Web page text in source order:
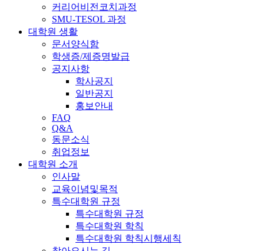
커리어비전코치과정
SMU-TESOL 과정
대학원 생활
문서양식함
학생증/제증명발급
공지사항
학사공지
일반공지
홍보안내
FAQ
Q&A
동문소식
취업정보
대학원 소개
인사말
교육이념및목적
특수대학원 규정
특수대학원 규정
특수대학원 학칙
특수대학원 학칙시행세칙